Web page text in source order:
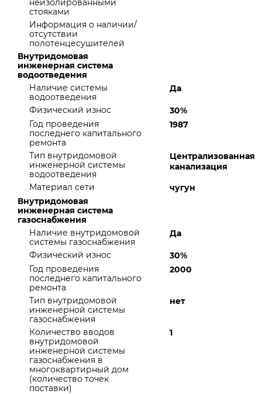
неизолированными
стояками
Информация о наличии/
отсутствии
полотенцесушителей
Внутридомовая
инженерная система
водоотведения
Наличие системы
водоотведения
Да
Физический износ
30%
Год проведения
последнего капитального
ремонта
1987
Тип внутридомовой
инженерной системы
водоотведения
Централизованная
канализация
Материал сети
чугун
Внутридомовая
инженерная система
газоснабжения
Наличие внутридомовой
системы газоснабжения
Да
Физический износ
30%
Год проведения
последнего капитального
ремонта
2000
Тип внутридомовой
инженерной системы
газоснабжения
нет
Количество вводов
внутридомовой
инженерной системы
газоснабжения в
многоквартирный дом
(количество точек
поставки)
1